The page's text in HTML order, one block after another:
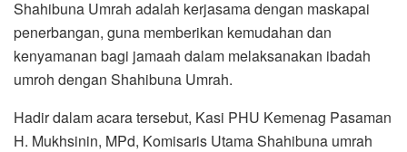
Shahibuna Umrah adalah kerjasama dengan maskapai
penerbangan, guna memberikan kemudahan dan
kenyamanan bagi jamaah dalam melaksanakan ibadah
umroh dengan Shahibuna Umrah.
Hadir dalam acara tersebut, Kasi PHU Kemenag Pasaman
H. Mukhsinin, MPd, Komisaris Utama Shahibuna umrah